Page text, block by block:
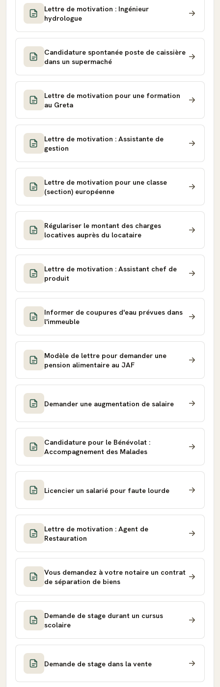
Lettre de motivation : Ingénieur
hydrologue
Candidature spontanée poste de caissière
dans un supermaché
Lettre de motivation pour une formation
au Greta
Lettre de motivation : Assistante de
gestion
Lettre de motivation pour une classe
(section) européenne
Régulariser le montant des charges
locatives auprès du locataire
Lettre de motivation : Assistant chef de
produit
Informer de coupures d'eau prévues dans
l'immeuble
Modèle de lettre pour demander une
pension alimentaire au JAF
Demander une augmentation de salaire
Candidature pour le Bénévolat :
Accompagnement des Malades
Licencier un salarié pour faute lourde
Lettre de motivation : Agent de
Restauration
Vous demandez à votre notaire un contrat
de séparation de biens
Demande de stage durant un cursus
scolaire
Demande de stage dans la vente